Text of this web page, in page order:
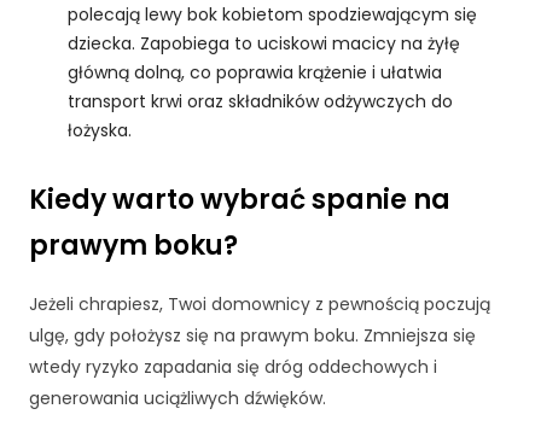
polecają lewy bok kobietom spodziewającym się
dziecka. Zapobiega to uciskowi macicy na żyłę
główną dolną, co poprawia krążenie i ułatwia
transport krwi oraz składników odżywczych do
łożyska.
Kiedy warto wybrać spanie na
prawym boku?
Jeżeli chrapiesz, Twoi domownicy z pewnością poczują
ulgę, gdy położysz się na prawym boku. Zmniejsza się
wtedy ryzyko zapadania się dróg oddechowych i
generowania uciążliwych dźwięków.
o,
ja
k
st
o
n
a